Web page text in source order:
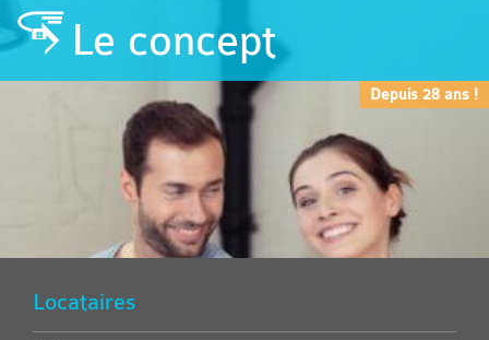
Le concept
Depuis 28 ans !
Locataires